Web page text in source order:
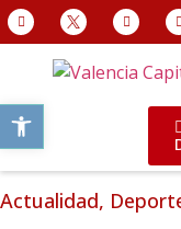
Actualidad,
Abrir barra de herramientas